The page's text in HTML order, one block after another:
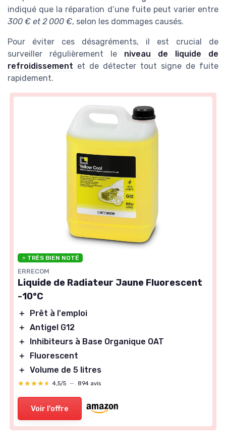
indiqué que la réparation d’une fuite peut varier entre
300 € et 2 000 €, selon les dommages causés.
Pour éviter ces désagréments, il est crucial de
surveiller régulièrement le niveau de liquide de
refroidissement et de détecter tout signe de fuite
rapidement.
⭐ TRÈS BIEN NOTÉ
ERRECOM
Liquide de Radiateur Jaune Fluorescent
-10°C
＋
Prêt à l'emploi
＋ Antigel G12
＋
Inhibiteurs à Base Organique OAT
＋
Fluorescent
＋ Volume de 5 litres
★★★★★
★★★★★ 4,5/5 — 894 avis
Voir l'offre